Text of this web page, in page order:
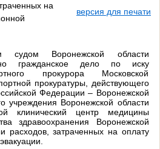
на
версия для печати
судом Воронежской области
гражданское дело по иску
прокурора Московской
прокуратуры, действующего
Федерации – Воронежской
учреждения Воронежской области
клинический центр медицины
здравоохранения Воронежской
расходов, затраченных на оплату